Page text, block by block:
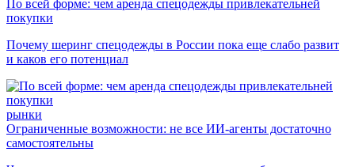
По всей форме: чем аренда спецодежды привлекательней
покупки
Почему шеринг спецодежды в России пока еще слабо развит
и каков его потенциал
рынки
Ограниченные возможности: не все ИИ-агенты достаточно
самостоятельны